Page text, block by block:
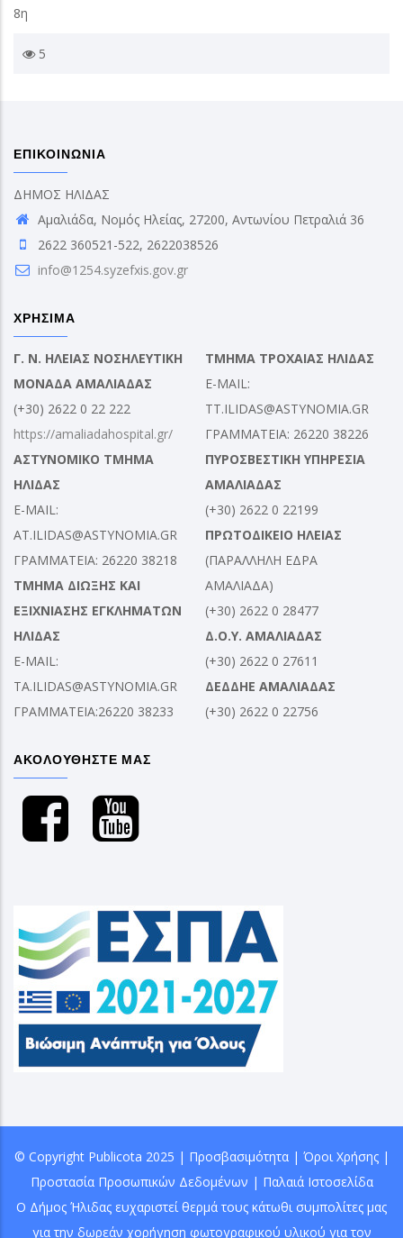
8η
5
ΕΠΙΚΟΙΝΩΝΙΑ
ΔΗΜΟΣ ΗΛΙΔΑΣ
Αμαλιάδα, Νομός Ηλείας, 27200, Αντωνίου Πετραλιά 36
2622 360521-522, 2622038526
info@1254.syzefxis.gov.gr
ΧΡΗΣΙΜΑ
Γ. Ν. ΗΛΕΙΑΣ ΝΟΣΗΛΕΥΤΙΚΗ
ΜΟΝΑΔΑ ΑΜΑΛΙΑΔΑΣ
(+30) 2622 0 22 222
https://amaliadahospital.gr/
ΑΣΤΥΝΟΜΙΚΟ ΤΜΗΜΑ
ΗΛΙΔΑΣ
E-MAIL:
AT.ILIDAS@ASTYNOMIA.GR
ΓΡΑΜΜΑΤΕΙΑ: 26220 38218
ΤΜΗΜΑ ΔΙΩΞΗΣ ΚΑΙ
ΕΞΙΧΝΙΑΣΗΣ ΕΓΚΛΗΜΑΤΩΝ
ΗΛΙΔΑΣ
E-MAIL:
TA.ILIDAS@ASTYNOMIA.GR
ΓΡΑΜΜΑΤΕΙΑ:26220 38233
ΤΜΗΜΑ ΤΡΟΧΑΙΑΣ ΗΛΙΔΑΣ
E-MAIL:
TT.ILIDAS@ASTYNOMIA.GR
ΓΡΑΜΜΑΤΕΙΑ: 26220 38226
ΠΥΡΟΣΒΕΣΤΙΚΗ ΥΠΗΡΕΣΙΑ
ΑΜΑΛΙΑΔΑΣ
(+30) 2622 0 22199
ΠΡΩΤΟΔΙΚΕΙΟ ΗΛΕΙΑΣ
(ΠΑΡΑΛΛΗΛΗ ΕΔΡΑ
ΑΜΑΛΙΑΔΑ)
(+30) 2622 0 28477
Δ.Ο.Υ. ΑΜΑΛΙΑΔΑΣ
(+30) 2622 0 27611
ΔΕΔΔΗΕ ΑΜΑΛΙΑΔΑΣ
(+30) 2622 0 22756
ΑΚΟΛΟΥΘΗΣΤΕ ΜΑΣ
© Copyright Publicota 2025 | Προσβασιμότητα| Όροι Χρήσης|
Προστασία Προσωπικών Δεδομένων | Παλαιά Ιστοσελίδα
Ο Δήμος Ήλιδας ευχαριστεί θερμά τους κάτωθι συμπολίτες μας
για την δωρεάν χορήγηση φωτογραφικού υλικού για τον